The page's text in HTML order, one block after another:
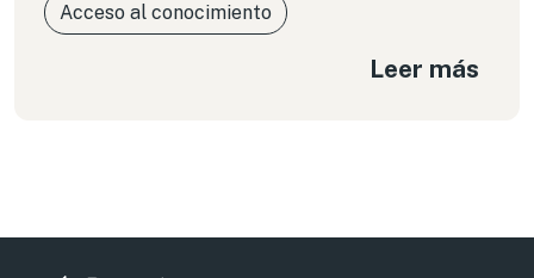
Acceso al conocimiento
Leer más